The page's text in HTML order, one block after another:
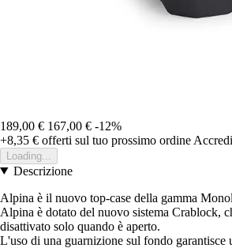
189,00 € 167,00 € -12%
+8,35 € offerti sul tuo prossimo ordine
Loading...
Descrizione
Alpina è il nuovo top-case della gamma
Alpina è dotato del nuovo sistema Crablock,
disattivato solo quando è aperto.
L'uso di una guarnizione sul fondo garantisce